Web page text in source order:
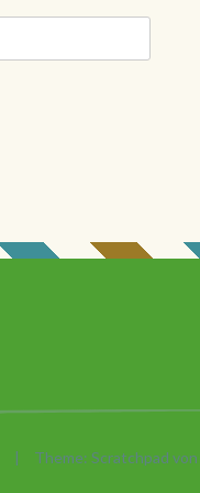
| Theme: Scratchpad von